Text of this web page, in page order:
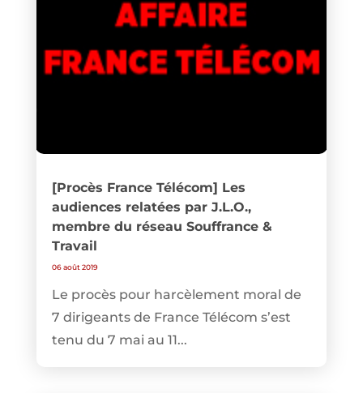
[Procès France Télécom] Les
audiences relatées par J.L.O.,
membre du réseau Souffrance &
Travail
06 août 2019
Le procès pour harcèlement moral de
7 dirigeants de France Télécom s’est
tenu du 7 mai au 11...